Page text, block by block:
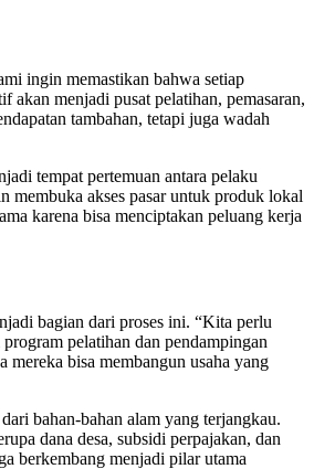
ingin memastikan bahwa setiap
akan menjadi pusat pelatihan, pemasaran,
tambahan, tetapi juga wadah
tempat pertemuan antara pelaku
membuka akses pasar untuk produk lokal
karena bisa menciptakan peluang kerja
bagian dari proses ini. “Kita perlu
pelatihan dan pendampingan
bisa membangun usaha yang
bahan-bahan alam yang terjangkau.
dana desa, subsidi perpajakan, dan
berkembang menjadi pilar utama